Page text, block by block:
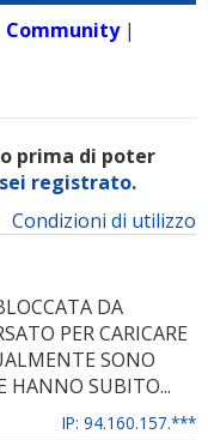
Community|
prima di poter
registrato.
Condizioni di utilizzo
DA
PER CARICARE
SONO
HANNO SUBITO...
IP: 94.160.157.***